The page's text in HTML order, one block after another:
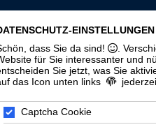
ST.
Veranstaltungen
Geschichte
EINSTELLUNGEN
dass Sie da sind!
.
für Sie interessanter und
Sie jetzt, was Sie
das Icon unten links
Captcha Cookie